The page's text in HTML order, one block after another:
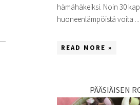
hämähäkeiksi. Noin 30
huoneenlämpöistä voita ...
READ MORE »
PÄÄSIÄISEN